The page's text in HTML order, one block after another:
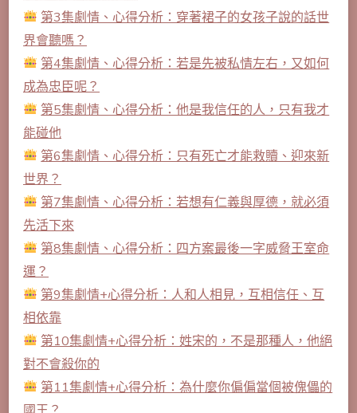
第3集劇情、心得分析：穿著裙子的女孩子說的話世
界會聽嗎？
第4集劇情、心得分析：若是先被私情左右，又如何
成為忠臣呢？
第5集劇情、心得分析：他是我信任的人，只有我才
能碰他
第6集劇情、心得分析：只有死亡才能救贖、迎來新
世界？
第7集劇情、心得分析：若想有仁義與厚德，就必須
先活下來
第8集劇情、心得分析：四方案最後一字威脅王室命
運？
第9集劇情+心得分析：人和人相見，互相信任、互
相依靠
第10集劇情+心得分析：姓宋的，不是那種人，他絕
對不會殺你的
第11集劇情+心得分析：為什麼你偏偏當個被傀儡的